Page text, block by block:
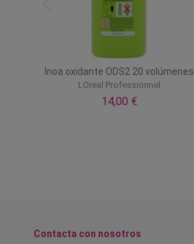
Inoa oxidante ODS2 20 volúmenes
LOreal Professionnel
14,00 €
Contacta con nosotros